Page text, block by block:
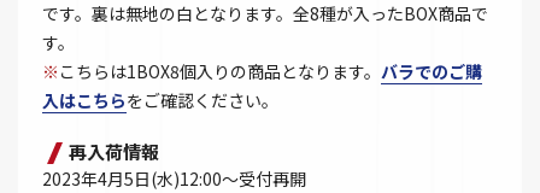
です。裏は無地の白となります。全8種が入ったBOX商品で
す。
※ こちらは1BOX8個入りの商品となります。 バラでのご購
入はこちらをご確認ください。
再入荷情報
2023年4月5日(水)12:00～受付再開